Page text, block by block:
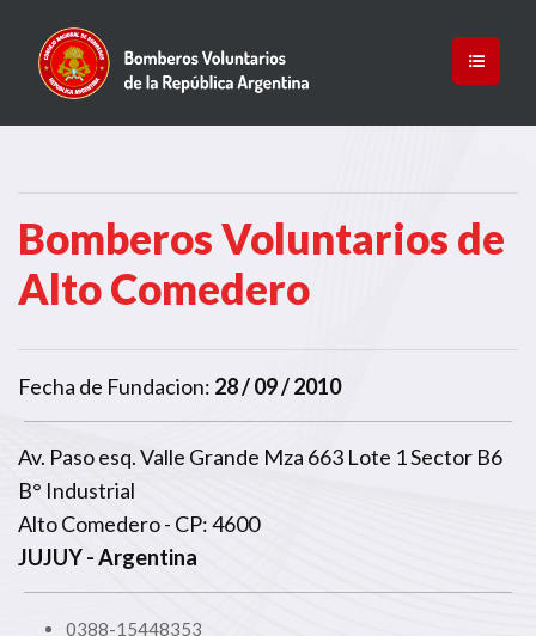
Bomberos Voluntarios de
Alto Comedero
Fecha de Fundacion: 28 / 09 / 2010
Av. Paso esq. Valle Grande Mza 663 Lote 1 Sector B6
B° Industrial
Alto Comedero - CP: 4600
JUJUY- Argentina
0388-15448353